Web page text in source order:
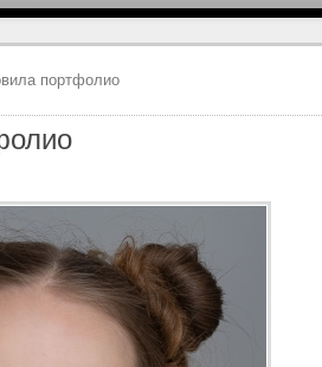
портфолио